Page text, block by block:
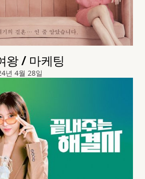
왕 / 마케팅
년 4월 28일